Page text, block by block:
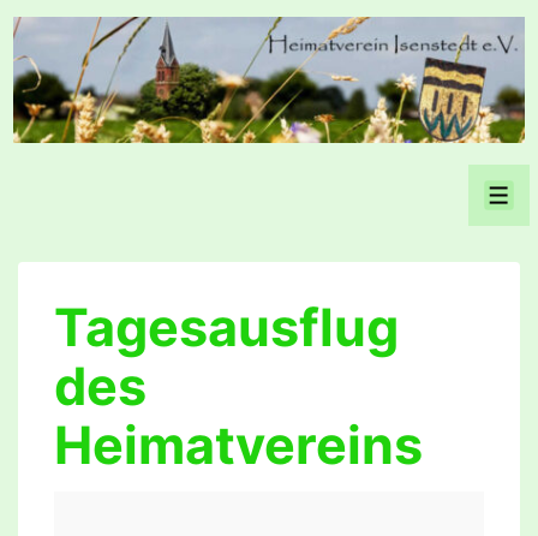
↓
Zum
Inhalt
Tagesausflug
des
Heimatvereins